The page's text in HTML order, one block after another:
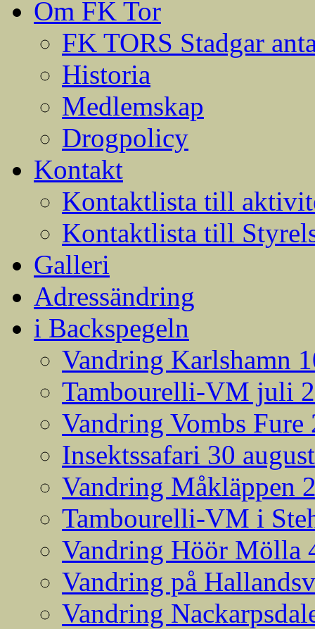
Om FK Tor
FK TORS Stadgar
Historia
Medlemskap
Drogpolicy
Kontakt
Kontaktlista till
Kontaktlista till
Galleri
Adressändring
i Backspegeln
Vandring Karlshamn
Tambourelli-VM juli
Vandring Vombs
Insektssafari 30
Vandring Måkläppen
Tambourelli-VM i
Vandring Höör Mölla
Vandring på
Vandring